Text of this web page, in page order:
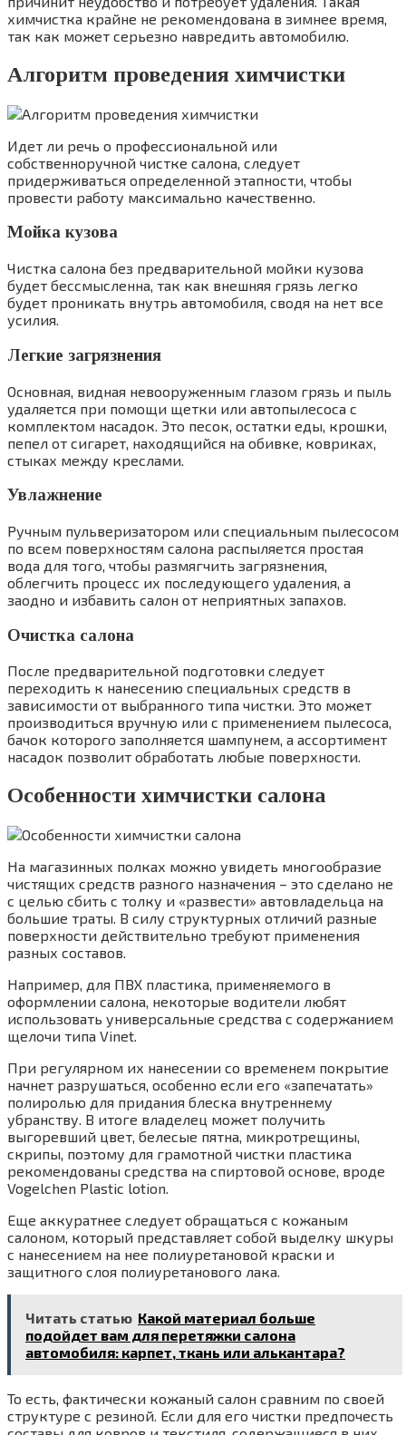
химчистка крайне не рекомендована в зимнее время,
так как может серьезно навредить автомобилю.
Алгоритм проведения химчистки
Идет ли речь о профессиональной или
собственноручной чистке салона, следует
придерживаться определенной этапности, чтобы
провести работу максимально качественно.
Мойка кузова
Чистка салона без предварительной мойки кузова
будет бессмысленна, так как внешняя грязь легко
будет проникать внутрь автомобиля, сводя на нет все
усилия.
Легкие загрязнения
Основная, видная невооруженным глазом грязь и пыль
удаляется при помощи щетки или автопылесоса с
комплектом насадок. Это песок, остатки еды, крошки,
пепел от сигарет, находящийся на обивке, ковриках,
стыках между креслами.
Увлажнение
Ручным пульверизатором или специальным пылесосом
по всем поверхностям салона распыляется простая
вода для того, чтобы размягчить загрязнения,
облегчить процесс их последующего удаления, а
заодно и избавить салон от неприятных запахов.
Очистка салона
После предварительной подготовки следует
переходить к нанесению специальных средств в
зависимости от выбранного типа чистки. Это может
производиться вручную или с применением пылесоса,
бачок которого заполняется шампунем, а ассортимент
насадок позволит обработать любые поверхности.
Особенности химчистки салона
На магазинных полках можно увидеть многообразие
чистящих средств разного назначения – это сделано не
с целью сбить с толку и «развести» автовладельца на
большие траты. В силу структурных отличий разные
поверхности действительно требуют применения
разных составов.
Например, для ПВХ пластика, применяемого в
оформлении салона, некоторые водители любят
использовать универсальные средства с содержанием
щелочи типа Vinet.
При регулярном их нанесении со временем покрытие
начнет разрушаться, особенно если его «запечатать»
полиролью для придания блеска внутреннему
убранству. В итоге владелец может получить
выгоревший цвет, белесые пятна, микротрещины,
скрипы, поэтому для грамотной чистки пластика
рекомендованы средства на спиртовой основе, вроде
Vogelchen Plastic lotion.
Еще аккуратнее следует обращаться с кожаным
салоном, который представляет собой выделку шкуры
с нанесением на нее полиуретановой краски и
защитного слоя полиуретанового лака.
Читать статью Какой материал больше
подойдет вам для перетяжки салона
автомобиля: карпет, ткань или алькантара?
То есть, фактически кожаный салон сравним по своей
структуре с резиной. Если для его чистки предпочесть